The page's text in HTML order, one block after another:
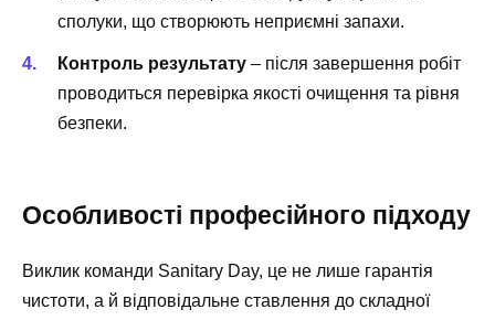
сполуки, що створюють неприємні запахи.
Контроль результату – після завершення робіт
проводиться перевірка якості очищення та рівня
безпеки.
Особливості професійного підходу
Виклик команди Sanitary Day, це не лише гарантія
чистоти, а й відповідальне ставлення до складної